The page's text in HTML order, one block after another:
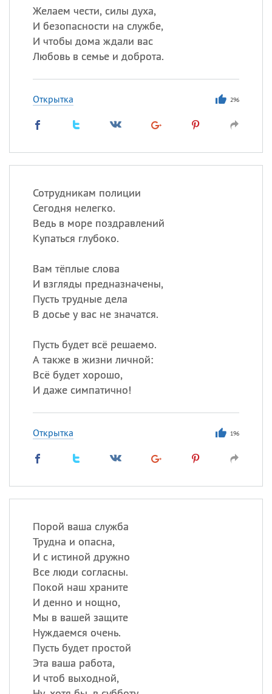
Желаем чести, силы духа,
И безопасности на службе,
И чтобы дома ждали вас
Любовь в семье и доброта.
Открытка 296
Сотрудникам полиции
Сегодня нелегко.
Ведь в море поздравлений
Купаться глубоко.
Вам тёплые слова
И взгляды предназначены,
Пусть трудные дела
В досье у вас не значатся.
Пусть будет всё решаемо.
А также в жизни личной:
Всё будет хорошо,
И даже симпатично!
Открытка 196
Порой ваша служба
Трудна и опасна,
И с истиной дружно
Все люди согласны.
Покой наш храните
И денно и нощно,
Мы в вашей защите
Нуждаемся очень.
Пусть будет простой
Эта ваша работа,
И чтоб выходной,